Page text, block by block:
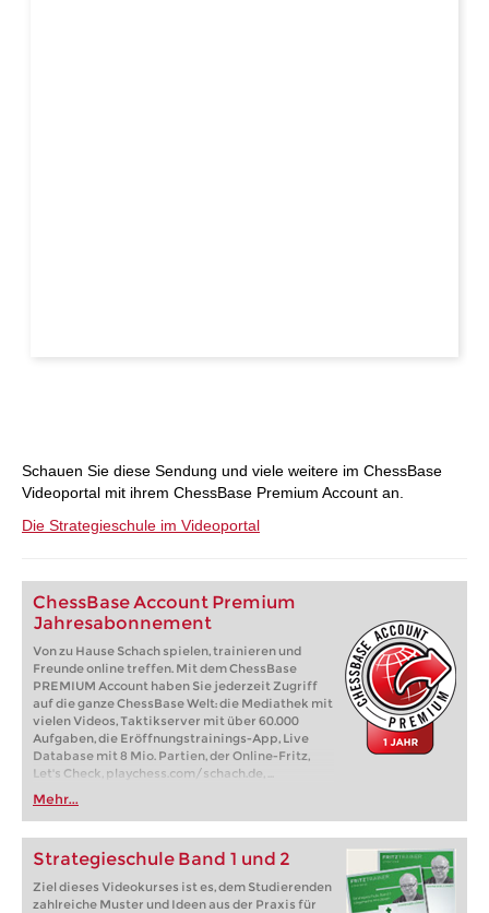
Schauen Sie diese Sendung und viele weitere im ChessBase
Videoportal mit ihrem ChessBase Premium Account an.
Die Strategieschule im Videoportal
ChessBase Account Premium
Jahresabonnement
Von zu Hause Schach spielen, trainieren und
Freunde online treffen. Mit dem ChessBase
PREMIUM Account haben Sie jederzeit Zugriff
auf die ganze ChessBase Welt: die Mediathek mit
vielen Videos, Taktikserver mit über 60.000
Aufgaben, die Eröffnungstrainings-App, Live
Database mit 8 Mio. Partien, der Online-Fritz,
Let's Check, playchess.com/schach.de, ...
Mehr...
Strategieschule Band 1 und 2
Ziel dieses Videokurses ist es, dem Studierenden
zahlreiche Muster und Ideen aus der Praxis für